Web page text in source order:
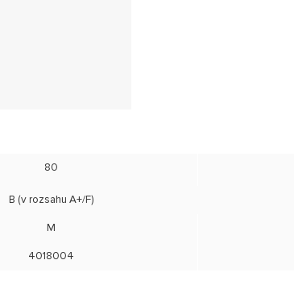
80
B (v rozsahu A+/F)
M
4018004